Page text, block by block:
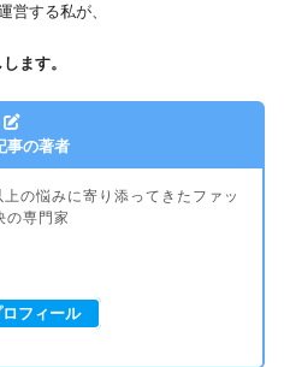
営する私が、
ます。
事の著者
の悩みに寄り添ってきたファッ
の専門家
フィール